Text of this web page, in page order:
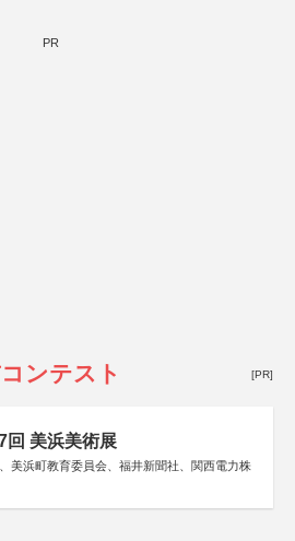
PR
ンテスト [PR]
回 美浜美術展
美浜町教育委員会、福井新聞社、関西電力株